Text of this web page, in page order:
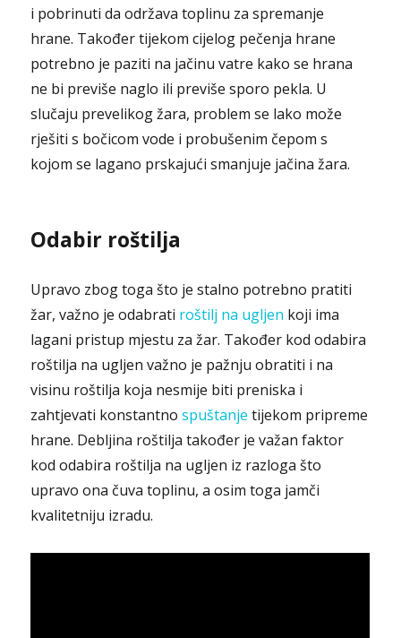
i pobrinuti da održava toplinu za spremanje
hrane. Također tijekom cijelog pečenja hrane
potrebno je paziti na jačinu vatre kako se hrana
ne bi previše naglo ili previše sporo pekla. U
slučaju prevelikog žara, problem se lako može
rješiti s bočicom vode i probušenim čepom s
kojom se lagano prskajući smanjuje jačina žara.
Odabir roštilja
Upravo zbog toga što je stalno potrebno pratiti
žar, važno je odabrati roštilj na ugljen koji ima
lagani pristup mjestu za žar. Također kod odabira
roštilja na ugljen važno je pažnju obratiti i na
visinu roštilja koja nesmije biti preniska i
zahtjevati konstantnospuštanje tijekom pripreme
hrane. Debljina roštilja također je važan faktor
kod odabira roštilja na ugljen iz razloga što
upravo ona čuva toplinu, a osim toga jamči
kvalitetniju izradu.